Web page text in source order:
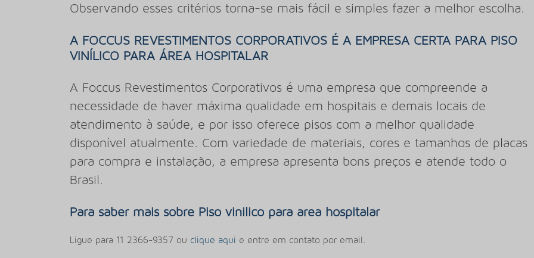
Observando esses critérios torna-se mais fácil e simples fazer a melhor escolha.
A FOCCUS REVESTIMENTOS CORPORATIVOS É A EMPRESA CERTA PARA PISO
VINÍLICO PARA ÁREA HOSPITALAR
A Foccus Revestimentos Corporativos é uma empresa que compreende a
necessidade de haver máxima qualidade em hospitais e demais locais de
atendimento à saúde, e por isso oferece pisos com a melhor qualidade
disponível atualmente. Com variedade de materiais, cores e tamanhos de placas
para compra e instalação, a empresa apresenta bons preços e atende todo o
Brasil.
Para saber mais sobre Piso vinilico para area hospitalar
Ligue para 11 2366-9357 ou clique aqui e entre em contato por email.